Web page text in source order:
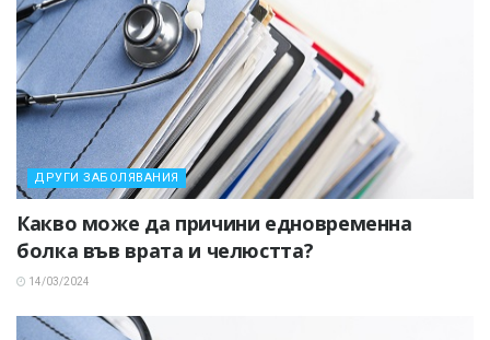
ДРУГИ ЗАБОЛЯВАНИЯ
Какво може да причини едновременна
болка във врата и челюстта?
14/03/2024